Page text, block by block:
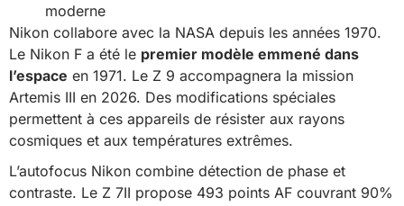
moderne
Nikon collabore avec la NASA depuis les années 1970.
Le Nikon F a été le premier modèle emmené dans
l’espace en 1971. Le Z 9 accompagnera la mission
Artemis III en 2026. Des modifications spéciales
permettent à ces appareils de résister aux rayons
cosmiques et aux températures extrêmes.
L’autofocus Nikon combine détection de phase et
contraste. Le Z 7II propose 493 points AF couvrant 90%